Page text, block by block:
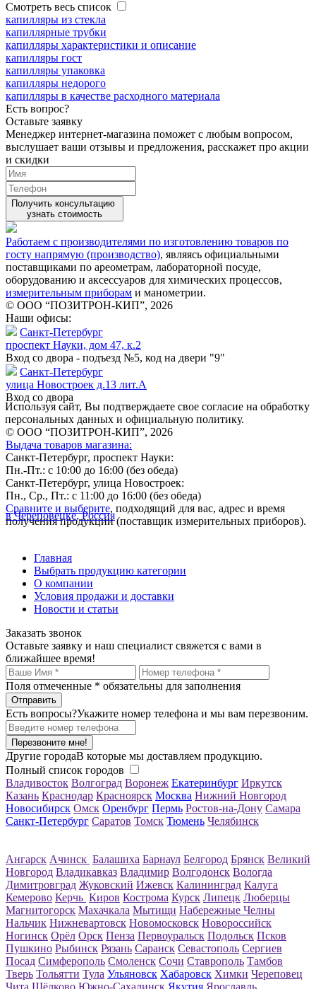
Смотреть весь список
капилляры из стекла
капиллярные трубки
капилляры характеристики и описание
капилляры гост
капилляры упаковка
капилляры недорого
капилляры в качестве расходного материала
Есть вопрос?
Оставьте заявку
Менеджер интернет-магазина поможет с любым вопросом,
выслушает ваши отзывы и предложения, расскажет про акции
и скидки
Получить консультацию
узнать стоимость
Работаем с производителями по изготовлению товаров по
госту напрямую (производство), являясь официальными
поставщиками по ареометрам, лабораторной посуде,
оборудованию и аксессуаров для химических процессов,
измерительным приборам и манометрии.
© ООО “ПОЗИТРОН-КИП”, 2026
Наши офисы:
Санкт-Петербург
проспект Науки, дом 47, к.2
Вход со двора - подъезд №5, код на двери "9"
Санкт-Петербург
улица Новостроек д.13 лит.А
Вход со двора
Используя сайт, Вы подтверждаете свое согласие на обработку
персональных данных и официальную политику.
© ООО “ПОЗИТРОН-КИП”, 2026
Выдача товаров магазина:
Санкт-Петербург, проспект Науки:
Пн.-Пт.: с 10:00 до 16:00 (без обеда)
Санкт-Петербург, улица Новостроек:
Пн., Ср., Пт.: с 11:00 до 16:00 (без обеда)
Сравните и выберите, подходящий для вас, адрес и время
получения продукции (поставщик измерительных приборов).
в Череповецке, Россия
Главная
Выбрать продукцию категории
О компании
Условия продажи и доставки
Новости и статьи
Заказать звонок
Оставьте заявку и наш специалист свяжется с вами в
ближайшее время!
Поля отмеченные * обязательны для заполнения
Есть вопросы?Укажите номер телефона и мы вам перезвоним.
Перезвоните мне!
Другие городаВ которые мы доставляем продукцию.
Полный список городов
Владивосток Волгоград Воронеж Екатеринбург Иркутск
Казань Краснодар Красноярск Москва Нижний Новгород
Новосибирск Омск Оренбург Пермь Ростов-на-Дону Самара
Санкт-Петербург Саратов Томск Тюмень Челябинск
Ангарск Ачинск Балашиха Барнаул Белгород Брянск Великий
Новгород Владикавказ Владимир Волгодонск Вологда
Димитровград Жуковский Ижевск Калининград Калуга
Кемерово Керчь Киров Кострома Курск Липецк Люберцы
Магнитогорск Махачкала Мытищи Набережные Челны
Нальчик Нижневартовск Новомосковск Новороссийск
Ногинск Орёл Орск Пенза Первоуральск Подольск Псков
Пушкино Рыбинск Рязань Саранск Севастополь Сергиев
Посад Симферополь Смоленск Сочи Ставрополь Тамбов
Тверь Тольятти Тула Ульяновск Хабаровск Химки Череповец